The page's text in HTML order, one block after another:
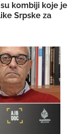
kombiji koje je
Srpske za